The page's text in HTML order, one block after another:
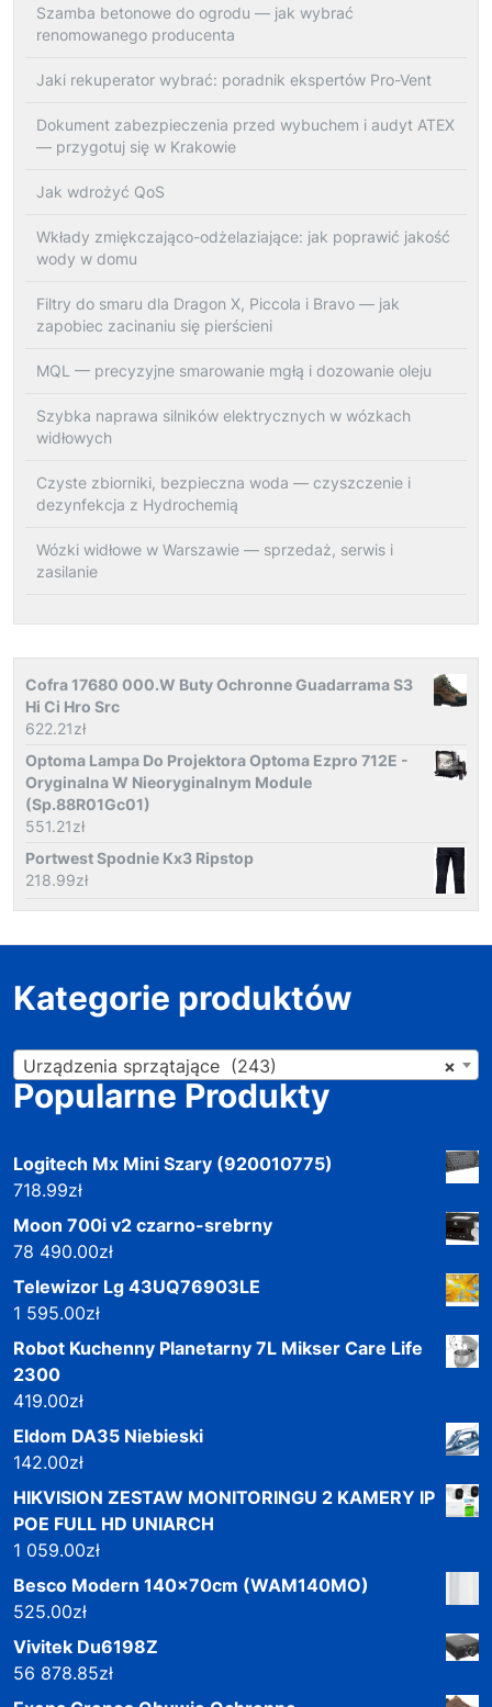
Szamba betonowe do ogrodu — jak wybrać
renomowanego producenta
Jaki rekuperator wybrać: poradnik ekspertów Pro-Vent
Dokument zabezpieczenia przed wybuchem i audyt ATEX
— przygotuj się w Krakowie
Jak wdrożyć QoS
Wkłady zmiękczająco-odżelaziające: jak poprawić jakość
wody w domu
Filtry do smaru dla Dragon X, Piccola i Bravo — jak
zapobiec zacinaniu się pierścieni
MQL — precyzyjne smarowanie mgłą i dozowanie oleju
Szybka naprawa silników elektrycznych w wózkach
widłowych
Czyste zbiorniki, bezpieczna woda — czyszczenie i
dezynfekcja z Hydrochemią
Wózki widłowe w Warszawie — sprzedaż, serwis i
zasilanie
Cofra 17680 000.W Buty Ochronne Guadarrama S3
Hi Ci Hro Src
622.21zł
Optoma Lampa Do Projektora Optoma Ezpro 712E -
Oryginalna W Nieoryginalnym Module
(Sp.88R01Gc01)
551.21zł
Portwest Spodnie Kx3 Ripstop
218.99zł
Kategorie produktów
×
Urządzenia sprzątające (243)
Popularne Produkty
Logitech Mx Mini Szary (920010775)
718.99zł
Moon 700i v2 czarno-srebrny
78 490.00zł
Telewizor Lg 43UQ76903LE
1 595.00zł
Robot Kuchenny Planetarny 7L Mikser Care Life
2300
419.00zł
Eldom DA35 Niebieski
142.00zł
HIKVISION ZESTAW MONITORINGU 2 KAMERY IP
POE FULL HD UNIARCH
1 059.00zł
Besco Modern 140x70cm (WAM140MO)
525.00zł
Vivitek Du6198Z
56 878.85zł